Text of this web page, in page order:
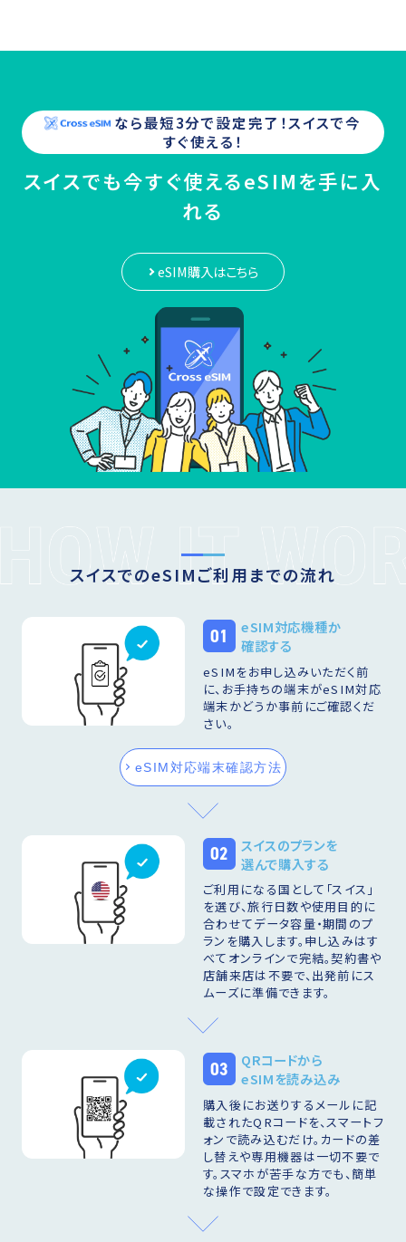
なら最短3分で設定完了！スイスで今
すぐ使える！
スイスでも今すぐ使えるeSIMを手に入
れる
eSIM購入はこちら
スイスでのeSIMご利用までの流れ
01
eSIM対応機種か
確認する
eSIMをお申し込みいただく前
に、お手持ちの端末がeSIM対応
端末かどうか事前にご確認くだ
さい。
eSIM対応端末確認方法
02
スイスのプランを
選んで購入する
ご利用になる国として「スイス」
を選び、旅行日数や使用目的に
合わせてデータ容量・期間のプ
ランを購入します。申し込みはす
べてオンラインで完結。契約書や
店舗来店は不要で、出発前にス
ムーズに準備できます。
03
QRコードから
eSIMを読み込み
購入後にお送りするメールに記
載されたQRコードを、スマートフ
ォンで読み込むだけ。カードの差
し替えや専用機器は一切不要で
す。スマホが苦手な方でも、簡単
な操作で設定できます。